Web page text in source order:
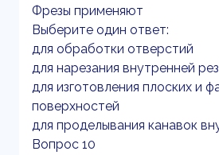
Фрезы применяют
Выберите один ответ:
для обработки отверстий
для нарезания внутренней
для изготовления плоских и
поверхностей
для проделывания канавок
Вопрос 10